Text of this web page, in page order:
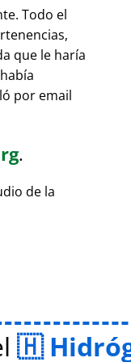
Todo el
que le haría
había
por email
.
de la